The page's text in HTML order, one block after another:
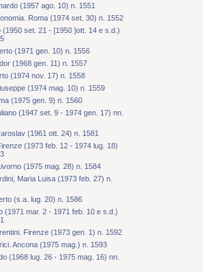
(1957 ago. 10) n. 1551
Roma (1974 set. 30) n. 1552
(1950 set. 21 - [1950 ]ott. 14 e s.d.)
(1971 gen. 10) n. 1556
(1968 gen. 11) n. 1557
(1974 nov. 17) n. 1558
(1974 mag. 10) n. 1559
(1975 gen. 9) n. 1560
(1947 set. 9 - 1974 gen. 17) nn.
(1961 ott. 24) n. 1581
(1973 feb. 12 - 1974 lug. 18)
(1975 mag. 28) n. 1584
Maria Luisa (1973 feb. 27) n.
(s.a. lug. 20) n. 1586
(1971 mar. 2 - 1971 feb. 10 e s.d.)
Firenze (1973 gen. 1) n. 1592
Ancona (1975 mag.) n. 1593
(1968 lug. 26 - 1975 mag. 16) nn.